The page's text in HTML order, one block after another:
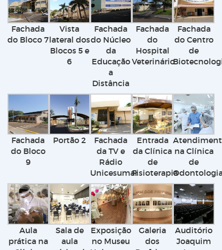
Fachada
do Bloco 7
Vista
lateral dos
Blocos 5 e
6
Fachada
do Núcleo
da
Educação
a
Distância
Fachada
do
Hospital
Veterinário
Fachada
do Centro
de
Fachada
do Bloco
9
Portão 2
Fachada
da TV e
Rádio
Unicesumar
Entrada
da Clínica
de
Fisioterapia
na Clínica
de
Aula
prática na
Sala de
aula
Exposição
no Museu
Galeria
dos
Auditório
Joaquim